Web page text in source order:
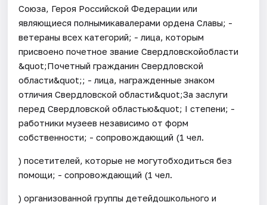
Союза, Героя Российской Федерации или
являющиеся полнымикавалерами ордена Славы; -
ветераны всех категорий; - лица, которым
присвоено почетное звание Свердловскойобласти
&quot;Почетный гражданин Свердловской
области&quot;; - лица, награжденные знаком
отличия Свердловской области&quot;За заслуги
перед Свердловской областью&quot; I степени; -
работники музеев независимо от форм
собственности; - сопровождающий (1 чел.
) посетителей, которые не могутобходиться без
помощи; - сопровождающий (1 чел.
) организованной группы детейдошкольного и